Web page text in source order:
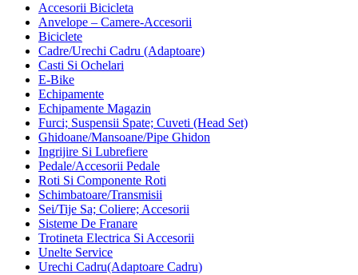
Accesorii Bicicleta
Anvelope – Camere-Accesorii
Biciclete
Cadre/Urechi Cadru (Adaptoare)
Casti Si Ochelari
E-Bike
Echipamente
Echipamente Magazin
Furci; Suspensii Spate; Cuveti (Head Set)
Ghidoane/Mansoane/Pipe Ghidon
Ingrijire Si Lubrefiere
Pedale/Accesorii Pedale
Roti Si Componente Roti
Schimbatoare/Transmisii
Sei/Tije Sa; Coliere; Accesorii
Sisteme De Franare
Trotineta Electrica Si Accesorii
Unelte Service
Urechi Cadru(Adaptoare Cadru)